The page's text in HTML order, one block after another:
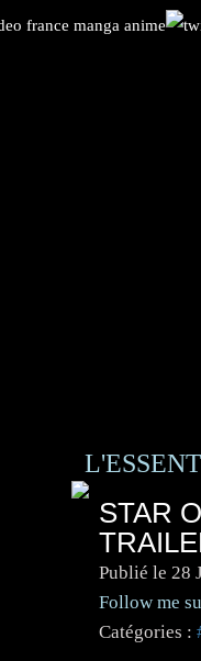
STAR
Publié le 28
Follow me
Catégories :